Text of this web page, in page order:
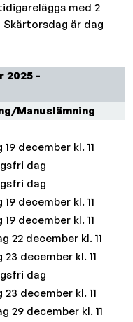
med 2
är dag
2025 -
Manuslämning
19 december kl. 11
dag
dag
19 december kl. 11
19 december kl. 11
22 december kl. 11
23 december kl. 11
dag
23 december kl. 11
29 december kl. 11